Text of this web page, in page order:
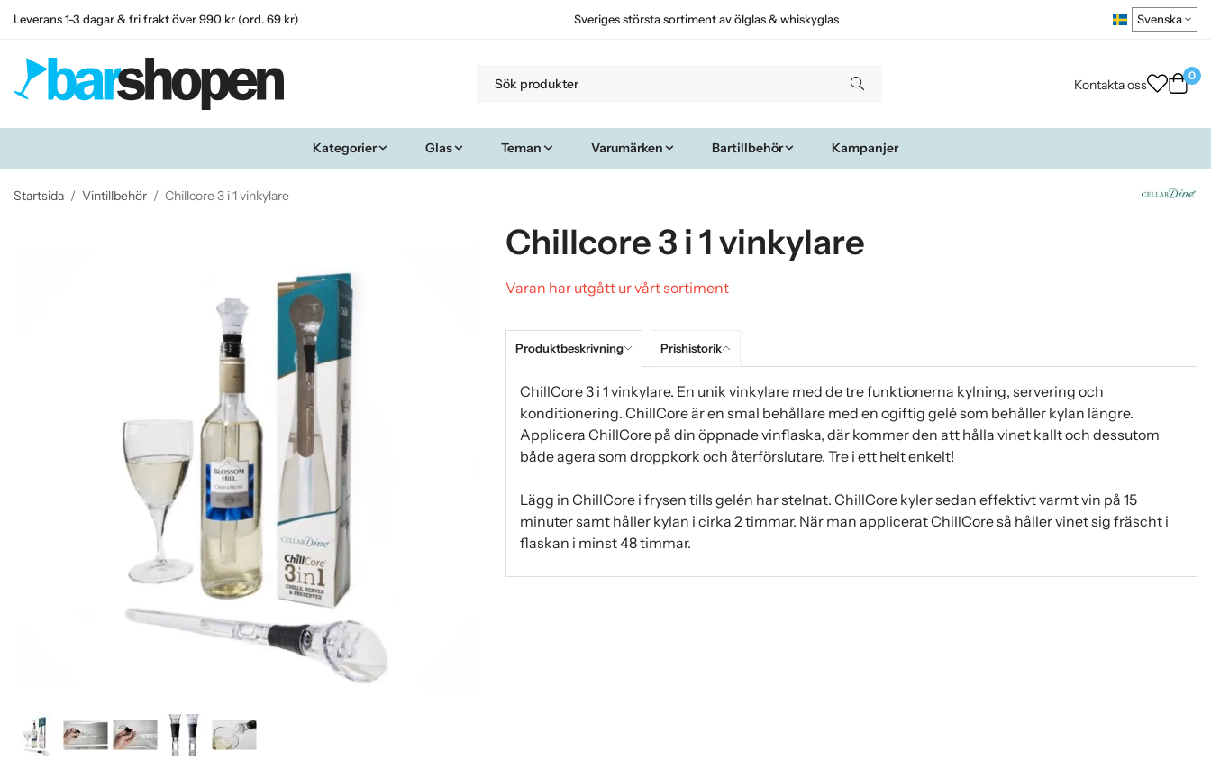
Leverans 1-3 dagar & fri frakt över 990 kr (ord. 69 kr) Sveriges största sortiment av ölglas & whiskyglas
Kontakta oss
0
Kategorier Glas Teman Varumärken Bartillbehör Kampanjer
Startsida / Vintillbehör / Chillcore 3 i 1 vinkylare
Chillcore 3 i 1 vinkylare
Varan har utgått ur vårt sortiment
Produktbeskrivning Prishistorik
ChillCore 3 i 1 vinkylare. En unik vinkylare med de tre funktionerna kylning, servering och
konditionering. ChillCore är en smal behållare med en ogiftig gelé som behåller kylan längre.
Applicera ChillCore på din öppnade vinflaska, där kommer den att hålla vinet kallt och dessutom
både agera som droppkork och återförslutare. Tre i ett helt enkelt!
Lägg in ChillCore i frysen tills gelén har stelnat. ChillCore kyler sedan effektivt varmt vin på 15
minuter samt håller kylan i cirka 2 timmar. När man applicerat ChillCore så håller vinet sig fräscht i
flaskan i minst 48 timmar.